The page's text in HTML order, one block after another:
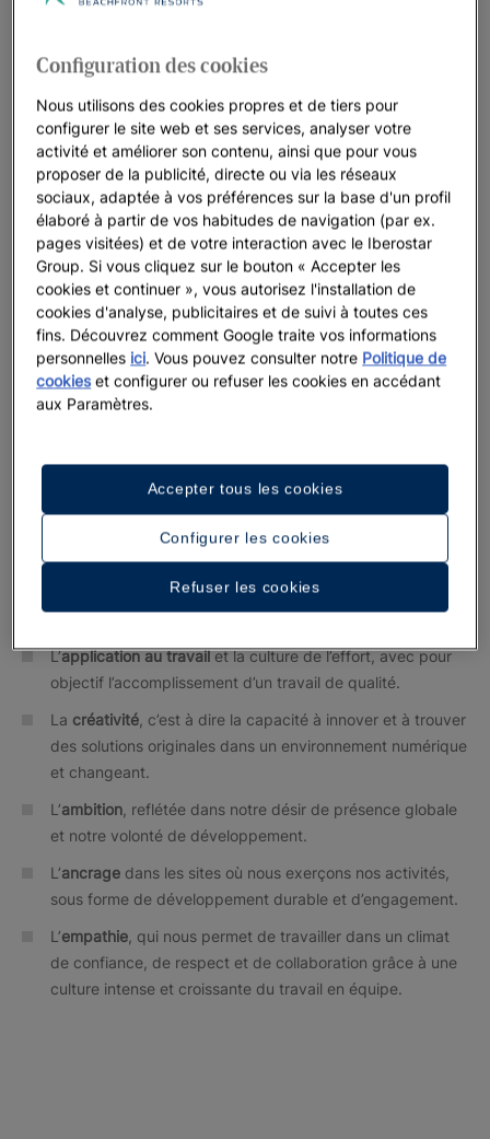
les meilleurs emplacements du monde, selon un modèle de
l’environnement.
Valeurs
Depuis quatre générations, notre entreprise familiale transmet
certaines valeurs qui ont construit notre culture actuelle et
façonné tous les secteurs de notre activité.Nous considérons
que nos neufvaleurs de référence sont inséparables et
indispensables à notre travail quotidien.
L’ honnêteté, qui nous permet aujourd’hui de jouir d’une
Laresponsabilité, qui nous oblige à agir avec intégrité,
sens de l’engagement et un comportement éthique.
, c’est-à-dire du discernement, un bon
, qui donne de la cohérence et de la force à notre
identité.
L’application au travailet la culture de l’effort, avec pour
objectif l’accomplissement d’un travail de qualité.
La créativité , c’est à dire la capacité à innover et à trouver
des solutions originales dans un environnement numérique
et changeant.
L’ambition , reflétée dans notre désir de présence globale
et notre volonté de développement.
L’ancrage dans les sites où nous exerçons nos activités,
sous forme de développement durable et d’engagement.
L’empathie , qui nous permet de travailler dans un climat
de confiance, de respect et de collaboration grâce à une
culture intense et croissante du travail en équipe.
Configuration des cookies
Nous utilisons des cookies propres et de tiers pour
configurer le site web et ses services, analyser votre
activité et améliorer son contenu, ainsi que pour vous
proposer de la publicité, directe ou via les réseaux
sociaux, adaptée à vos préférences sur la base d'un profil
élaboré à partir de vos habitudes de navigation (par ex.
pages visitées) et de votre interaction avec le Iberostar
Group. Si vous cliquez sur le bouton « Accepter les
cookies et continuer », vous autorisez l'installation de
cookies d'analyse, publicitaires et de suivi à toutes ces
fins. Découvrez comment Google traite vos informations
personnelles ici. Vous pouvez consulter notre Politique de
cookies et configurer ou refuser les cookies en accédant
aux Paramètres.
Configurer les cookies
Refuser les cookies
Accepter tous les cookies